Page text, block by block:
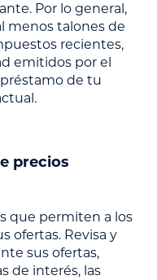
Por lo general,
menos talones de
recientes,
emitidos por el
de tu
precios
que permiten a los
ofertas. Revisa y
sus ofertas,
de interés, las